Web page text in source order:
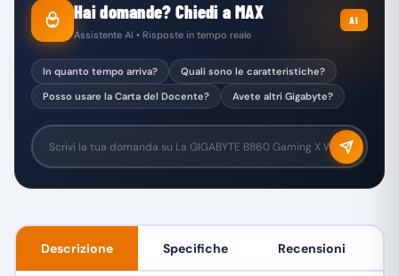
Hai domande? Chiedi a MAX
Assistente AI • Risposte in tempo reale
AI
In quanto tempo arriva?
Quali sono le caratteristiche?
Posso usare la Carta del Docente?
Avete altri Gigabyte?
Descrizione Specifiche Recensioni